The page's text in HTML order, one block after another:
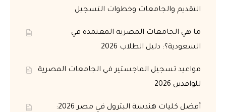
التقديم والجامعات وخطوات التسجيل
ما هي الجامعات المصرية المعتمدة في
السعودية؟: دليل الطلاب 2026
مواعيد تسجيل الماجستير في الجامعات المصرية
للوافدين 2026
أفضل كليات هندسة البترول في مصر 2026: